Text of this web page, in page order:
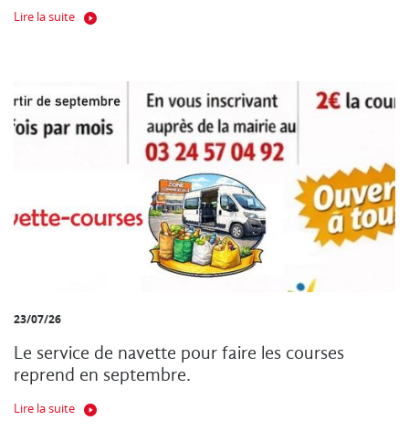
Lire la suite
23/07/26
Le service de navette pour faire les courses
reprend en septembre.
Lire la suite